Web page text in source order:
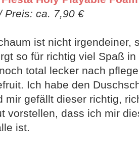
Preis: ca. 7,90 €
ist nicht irgendeiner,
so für richtig viel Spaß
total lecker nach
Ich habe den
mir gefällt dieser richtig,
vorstellen, dass ich mir
ist.